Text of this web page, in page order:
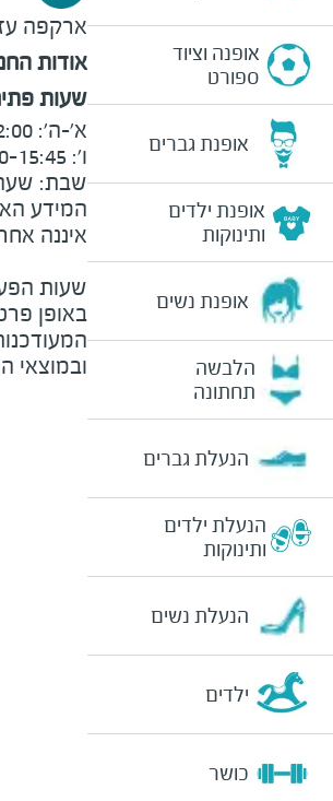
אופנה וציוד
ספורט
אופנת גברים
אופנת ילדים
ותינוקות
אופנת נשים
הלבשה
תחתונה
הנעלת גברים
הנעלת ילדים
ותינוקות
הנעלת נשים
ילדים
כושר
ארקפה
אודות
שעות
שבת: שעה
המידע
שעות
באופן
ובמוצאי